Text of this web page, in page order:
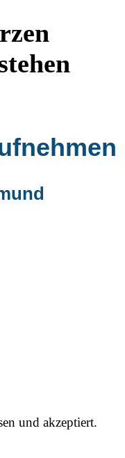
und akzeptiert.